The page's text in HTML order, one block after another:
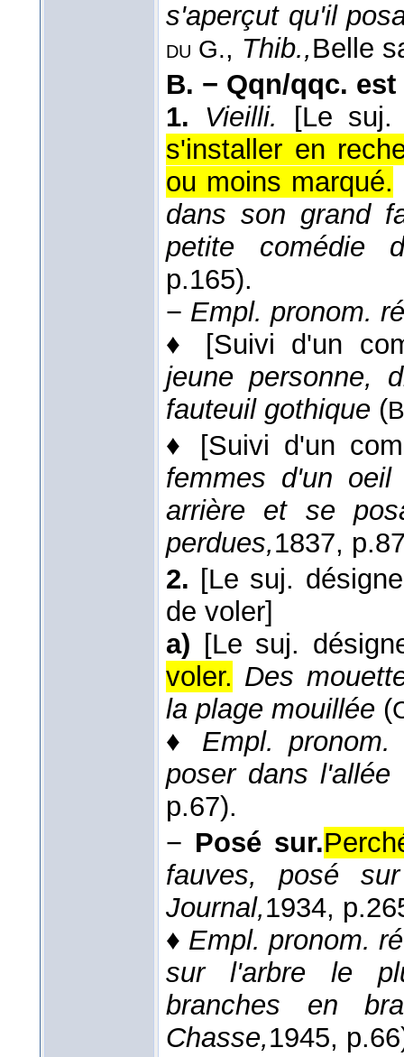
s'aperçut qu'il
du G., Thib.,Belle
B. − Qqn/qqc. est
1. Vieilli.
[Le suj.
s'installer en
ou moins marqué.
dans son grand
petite comédie
p.165).
− Empl. pronom.
♦
[Suivi d'un
jeune personne,
fauteuil gothique (
♦
[Suivi d'un
femmes d'un
arrière et se
perdues,1837,
2. [Le suj.
de voler]
a) [Le suj.
voler. Des
la plage mouillée (
♦ Empl. pronom.
poser dans l'allée
p.67).
− Posé sur.
fauves, posé
Journal,1934,
♦ Empl. pronom.
sur l'arbre le
branches en
Chasse,1945,